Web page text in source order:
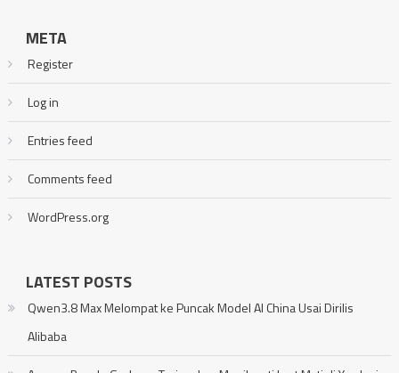
META
Register
Log in
Entries feed
Comments feed
WordPress.org
LATEST POSTS
Qwen3.8 Max Melompat ke Puncak Model AI China Usai Dirilis
Alibaba